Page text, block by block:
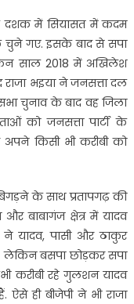
के दशक में सियासत में कदम
चुने गए. इसके बाद से सपा
साल 2018 में अखिलेश
भइया ने जनसत्ता दल
चुनाव के बाद वह जिला
को जनसत्ता पार्टी के
किसी भी करीबी को
के साथ प्रतापगढ़ की
बाबागंज क्षेत्र में यादव
यादव, पासी और ठाकुर
लेकिन बसपा छोड़कर सपा
करीबी रहे गुलशन यादव
ऐसे ही बीजेपी ने भी राजा